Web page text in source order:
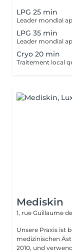
LPG 25 min
LPG 35 min
Cryo 20 min
Mediskin
1, rue Guillaume
Unsere Praxis ist
medizinischen
2010, und